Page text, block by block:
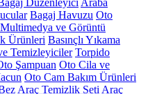
Düzenleyici Araba
Bagaj Havuzu Oto
ve Görüntü
Ürünleri Basınçlı Yıkama
Temizleyiciler Torpido
Şampuan Oto Cila ve
Oto Cam Bakım Ürünleri
Araç Temizlik Seti Araç